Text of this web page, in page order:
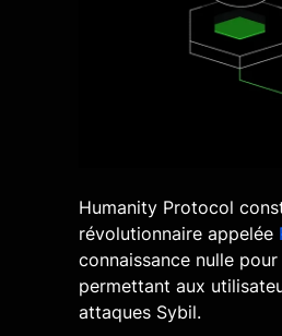
Humanity Protocol
révolutionnaire appelée
connaissance nulle
permettant aux
attaques Sybil.